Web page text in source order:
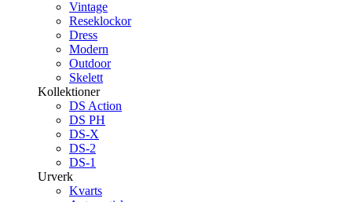
Vintage
Reseklockor
Dress
Modern
Outdoor
Skelett
Kollektioner
DS Action
DS PH
DS-X
DS-2
DS-1
Urverk
Kvarts